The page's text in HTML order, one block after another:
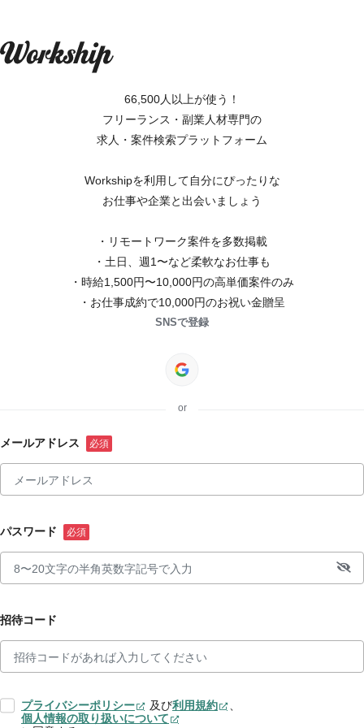
66,500人以上が使う！
フリーランス・副業人材専門の
求人・案件検索プラットフォーム
Workshipを利用して自分にぴったりな
お仕事や企業と出会いましょう
・リモートワーク案件を多数掲載
・土日、週1〜など柔軟なお仕事も
・時給1,500円〜10,000円の高単価案件のみ
・お仕事成約で10,000円のお祝い金贈呈
SNSで登録
or
メールアドレス
パスワード
招待コード
プライバシーポリシー 及び利用規約
、
個人情報の取り扱いについて